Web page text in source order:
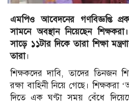
এমপিও আবেদনের গণবিজ্ঞপ্তি
সামনে অবস্থান নিয়েছেন
সাড়ে ১১টার দিকে তারা শিক্ষা
তারা।
শিক্ষকদের দাবি, তাদের তিনজন
রক্ষা বাহিনী নিয়ে গেছে। শিক্ষকরা
দিতে এক ঘণ্টা সময় বেঁধে